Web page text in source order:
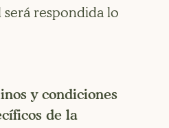
respondida lo
y condiciones
de la